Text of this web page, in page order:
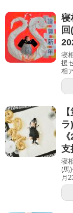
寝
寝
援
相
支
寝
(馬
月